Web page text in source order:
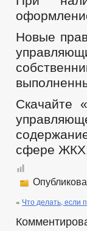
Новые
Скачайте
сфере
« Что делать, если